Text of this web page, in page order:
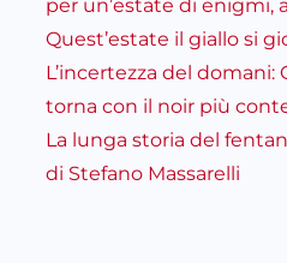
per un’estate di enigmi,
Quest’estate il giallo si
L’incertezza del domani:
torna con il noir più
La lunga storia del
di Stefano Massarelli